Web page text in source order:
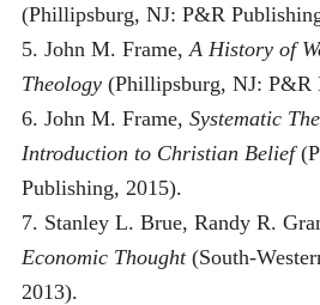
(Phillipsburg, NJ: P&R
5. John M. Frame, A History of
Theology(Phillipsburg, NJ: P&R
6. John M. Frame, Systematic
Introduction to Christian Belief
Publishing, 2015).
7. Stanley L. Brue, Randy R.
Economic Thought (South-
2013).